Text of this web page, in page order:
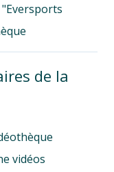
de la
vidéos